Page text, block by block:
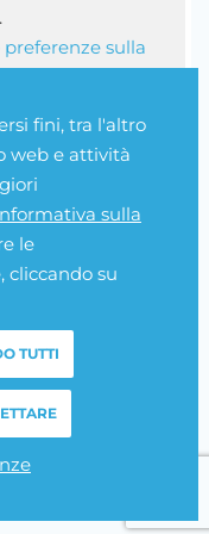
fini, tra l'altro
web e attività
sulla
le
cliccando su
TUTTI
sulla
- Tutti i diritti